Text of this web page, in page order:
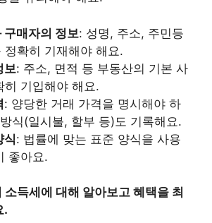
구매자의 정보: 성명, 주소, 주민등
정확히 기재해야 해요.
보: 주소, 면적 등 부동산의 기본 사
히 기입해야 해요.
: 양당한 거래 가격을 명시해야 하
식(일시불, 할부 등)도 기록해요.
식: 법률에 맞는 표준 양식을 사용
좋아요.
소득세에 대해 알아보고 혜택을 최
.